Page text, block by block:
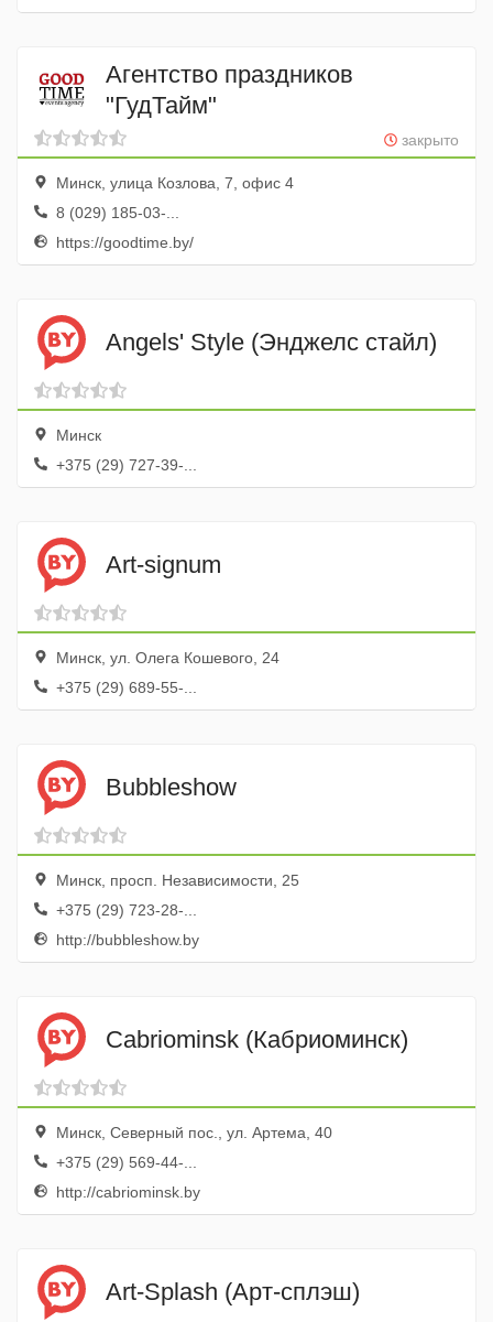
Агентство праздников
"ГудТайм"
закрыто
Минск, улица Козлова, 7, офис 4
8 (029) 185-03-...
https://goodtime.by/
Angels' Style (Энджелс стайл)
Минск
+375 (29) 727-39-...
Art-signum
Минск, ул. Олега Кошевого, 24
+375 (29) 689-55-...
Bubbleshow
Минск, просп. Независимости, 25
+375 (29) 723-28-...
http://bubbleshow.by
Cabriominsk (Кабриоминск)
Минск, Северный пос., ул. Артема, 40
+375 (29) 569-44-...
http://cabriominsk.by
Art-Splash (Арт-сплэш)